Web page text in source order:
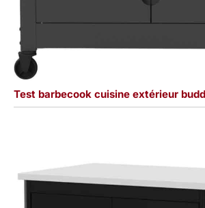
Test barbecook cuisine extérieur